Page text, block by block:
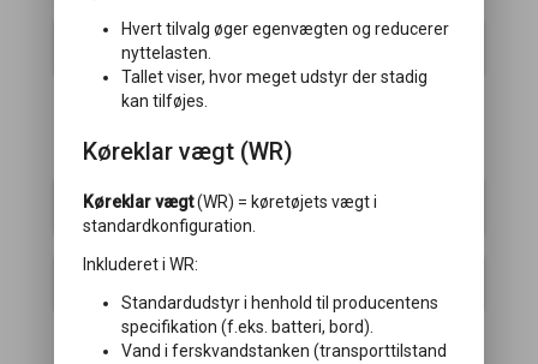
Elektrisk indgangstrin
Karosseri
Serviceluge
Hvert tilvalg øger egenvægten og reducerer
nyttelasten.
Tallet viser, hvor meget udstyr der stadig
kan tilføjes.
Køreklar vægt (WR)
Køreklar vægt(WR) = køretøjets vægt i
standardkonfiguration.
Inkluderet i WR:
Standardudstyr i henhold til producentens
specifikation (f.eks. batteri, bord).
Vand i ferskvandstanken (transporttilstand